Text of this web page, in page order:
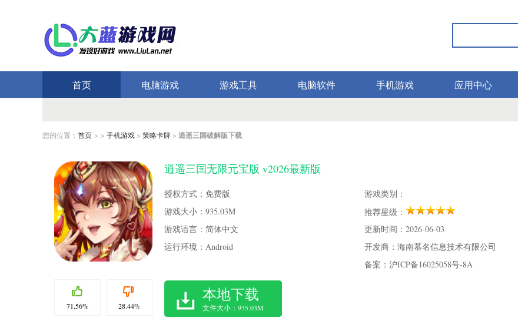
首页 电脑游戏 游戏工具 电脑软件 手机游戏 应用中心
您的位置： 首页 > > 手机游戏 > 策略卡牌 > 逍遥三国破解版下载
71.56% 28.44%
逍遥三国无限元宝版 v2026最新版
授权方式：免费版
游戏类别：
游戏大小：935.03M
推荐星级：
游戏语言：简体中文
更新时间：2026-06-03
运行环境：Android
开发商：海南慕名信息技术有限公司
备案：沪ICP备16025058号-8A
本地下载
文件大小：935.03M